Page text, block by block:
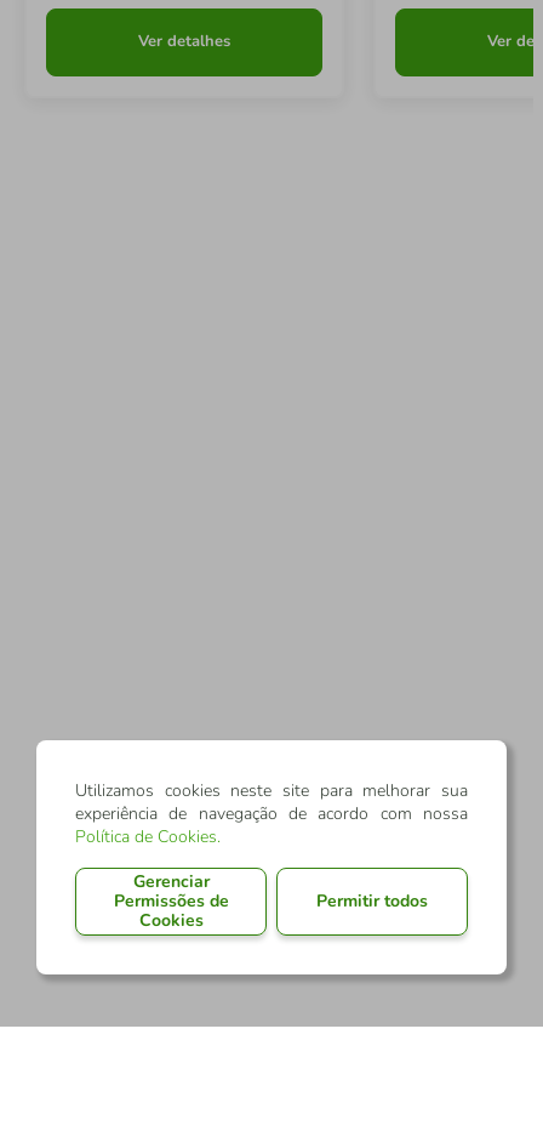
Ver detalhes Ver
Utilizamos cookies neste site para melhorar sua
experiência de navegação de acordo com nossa
Política de Cookies.
Gerenciar
Permissões de
Cookies
Permitir todos